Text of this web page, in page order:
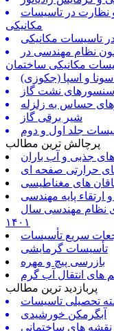
در تاسیسات
مکانیکی
تاسیسات مکانیکی
نظام مهندسی در
مکانیکی ساختمان
و اسپا (جکوزی)
سنسورهای نشت گاز
حساس به زلزله
شیر برقی گاز
جلد اول و دوم
پرچالش ترین مطالب
جذبی و آب باران
حرارتی صفحه ای
های مغناطیسی
ارتقاء پایه مهندسی
نظام مهندسی سال
۱۴۰۱
سریع تأسیسات
تأسیسات گرمایشی
بازرسی پیچ و مهره
های انتقال آب گرم
پربازدید ترین مطالب
تحصیلی تاسیسات
آبگرمکن خورشیدی
نقشه های ساختمانی